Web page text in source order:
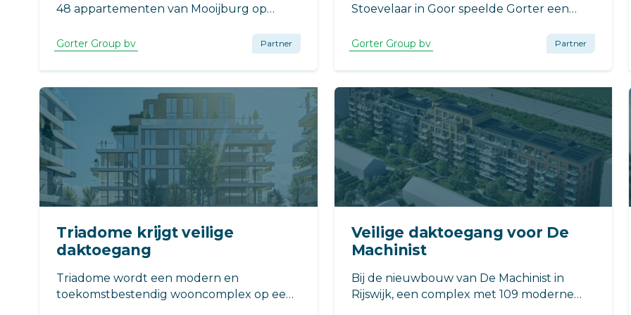
48 appartementen van Mooijburg op
zijn bewoners én zeker van een veilige
vluchtroute én zeker van een veilige
daktoegang voor als er onderhoud aan
het dak moet worden verric
Gorter Group bv Partner
Stoevelaar in Goor speelde Gorter een
veilige daktoegang.
Gorter Group bv Partner
Triadome krijgt veilige
daktoegang
Triadome wordt een modern en
toekomstbestendig wooncomplex op een
Veilige daktoegang voor De
Machinist
Bij de nieuwbouw van De Machinist in
Rijswijk, een complex met 109 moderne